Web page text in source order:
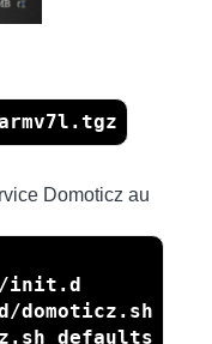
Domoticz au
init.d
domoticz.sh
defaults